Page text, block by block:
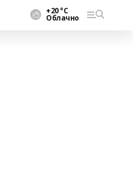
+20 °С
Облачно